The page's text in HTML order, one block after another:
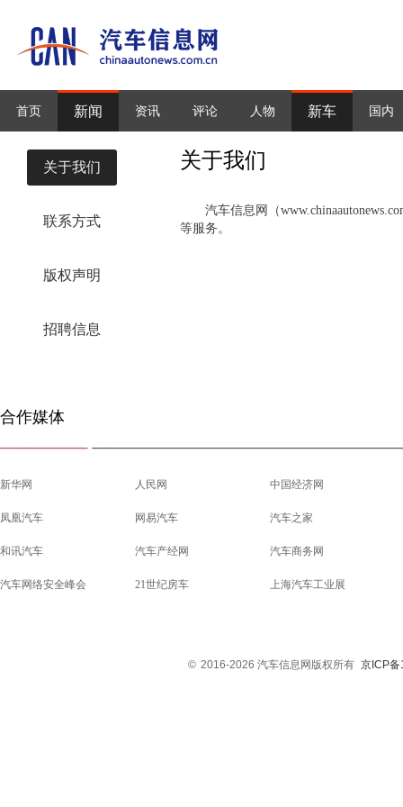
首页 新闻 资讯 评论 人物 新车 国内
关于我们
联系方式
版权声明
招聘信息
关于我们
汽车信息网
（
等服务。
合作媒体
新华网 人民网 中国经济网
凤凰汽车 网易汽车 汽车之家
和讯汽车 汽车产经网 汽车商务网
汽车网络安全峰会 21世纪房车 上海汽车工业展
© 2016-2026 汽车信息网版权所有 京ICP